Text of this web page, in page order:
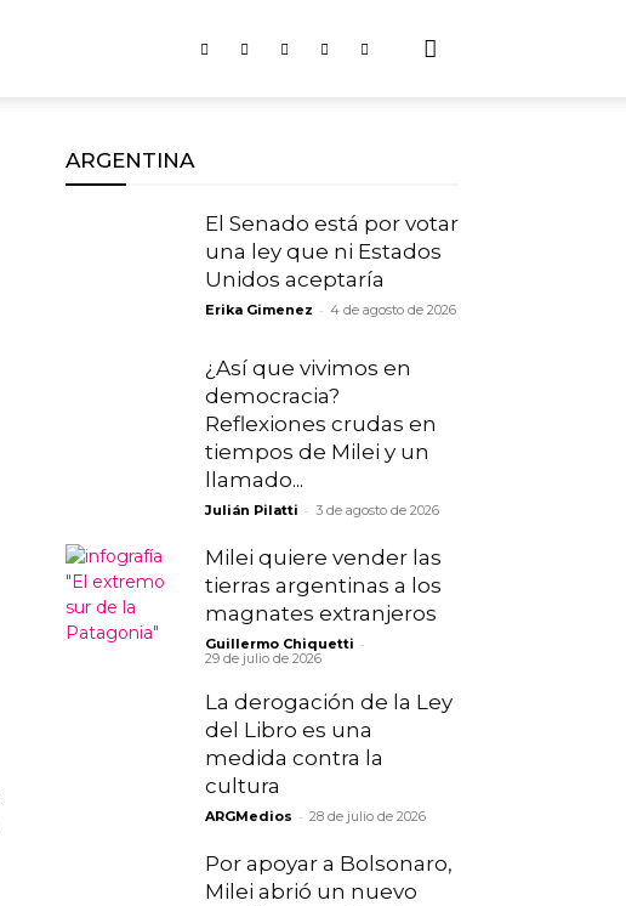
ARGENTINA
El Senado está por votar
una ley que ni Estados
Unidos aceptaría
Erika Gimenez - 4 de agosto de 2026
¿Así que vivimos en
democracia?
Reflexiones crudas en
tiempos de Milei y un
llamado...
Julián Pilatti - 3 de agosto de 2026
Milei quiere vender las
tierras argentinas a los
magnates extranjeros
Guillermo Chiquetti -
29 de julio de 2026
La derogación de la Ley
del Libro es una
medida contra la
cultura
ARGMedios - 28 de julio de 2026
Por apoyar a Bolsonaro,
Milei abrió un nuevo